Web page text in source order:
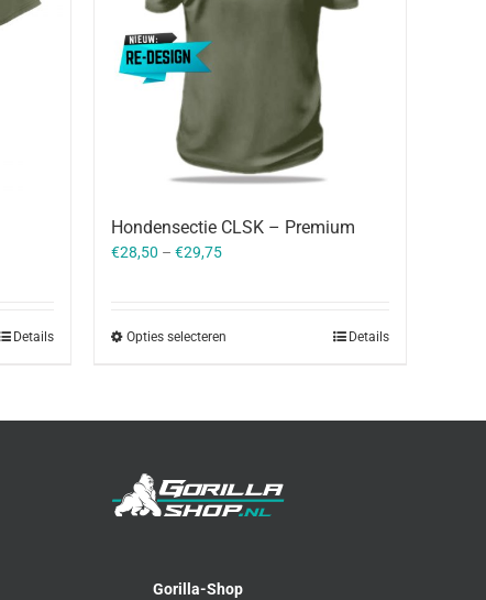
Details
Hondensectie CLSK – Premium
€28,50 – €29,75
Opties selecteren Details
Gorilla-Shop